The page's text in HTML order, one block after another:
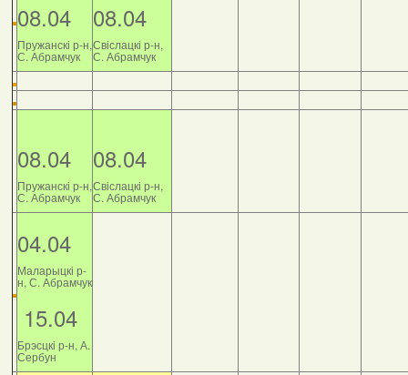
08.04
Пружанскі р-н,
С. Абрамчук
08.04
Свіслацкі р-н,
С. Абрамчук
08.04
Пружанскі р-н,
С. Абрамчук
08.04
Свіслацкі р-н,
С. Абрамчук
04.04
Маларыцкі р-
н, С. Абрамчук
15.04
Брэсцкі р-н, А.
Сербун